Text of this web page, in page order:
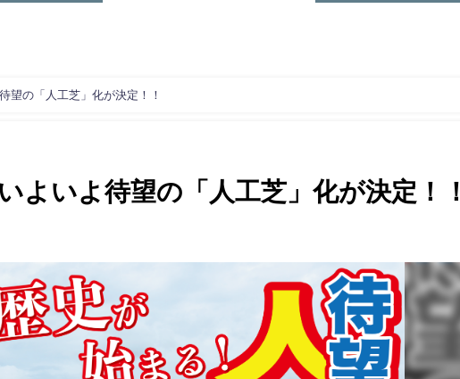
望の「人工芝」化が決定！！
よいよ待望の「人工芝」化が決定！！